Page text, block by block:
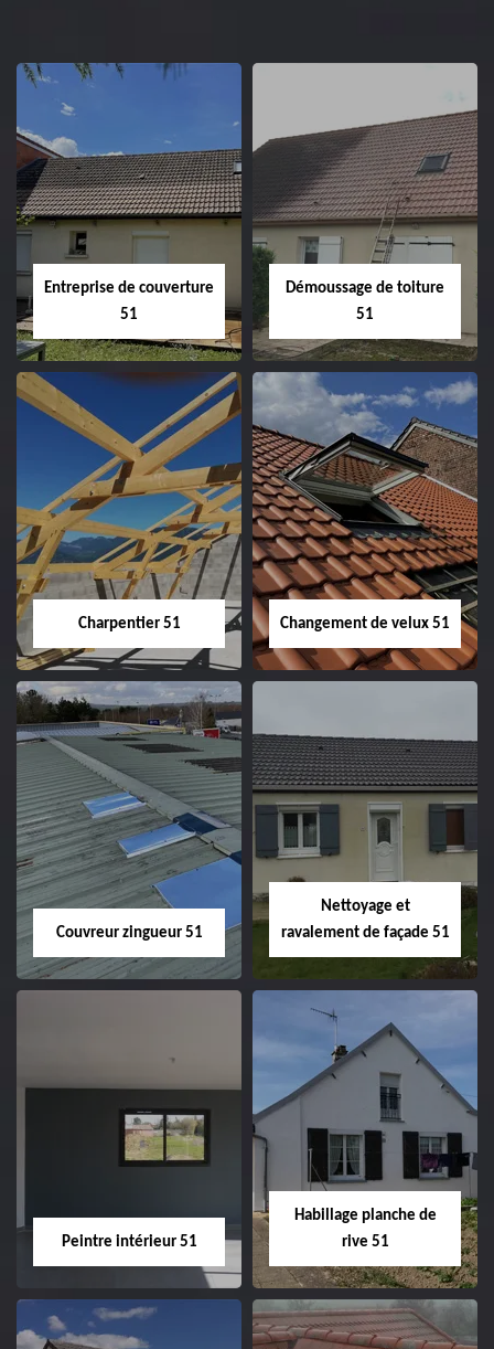
Entreprise de couverture
51
Entreprise de
couverture 51
Démoussage de toiture
51
Démoussage de
toiture 51
Charpentier 51
Charpentier 51
Changement de velux 51
Changement de
velux 51
Couvreur zingueur 51
51
Nettoyage et
ravalement de façade 51
Nettoyage et
ravalement de
façade 51
Peintre intérieur 51
Habillage planche de
rive 51